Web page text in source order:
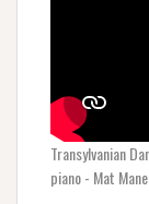
Transylvanian
piano - Mat